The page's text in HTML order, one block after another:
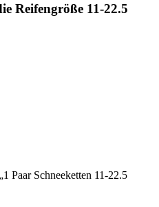
Reifengröße 11-22.5
Paar Schneeketten 11-22.5